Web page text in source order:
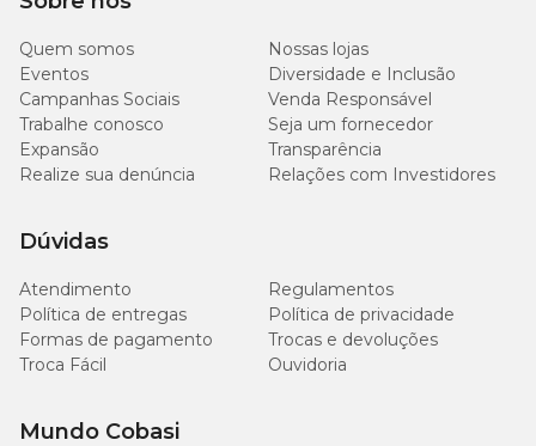
Quem somos
Nossas lojas
Eventos
Diversidade e Inclusão
Campanhas Sociais
Venda Responsável
Trabalhe conosco
Seja um fornecedor
Expansão
Transparência
Realize sua denúncia
Relações com Investidores
Dúvidas
Atendimento
Regulamentos
Política de entregas
Política de privacidade
Formas de pagamento
Trocas e devoluções
Troca Fácil
Ouvidoria
Mundo Cobasi